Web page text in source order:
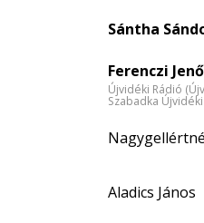
Sántha
Ferenczi
Újvidéki Rádió
Szabadka
Aladics János